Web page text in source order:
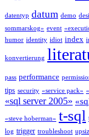
datentyp datum demo
sommarskog» event
humor identity idiot index
konvertierung
pass performance
tips security «service pack»
«sql server 2005»
«steve hoberman» t-sql
log trigger troubleshoot